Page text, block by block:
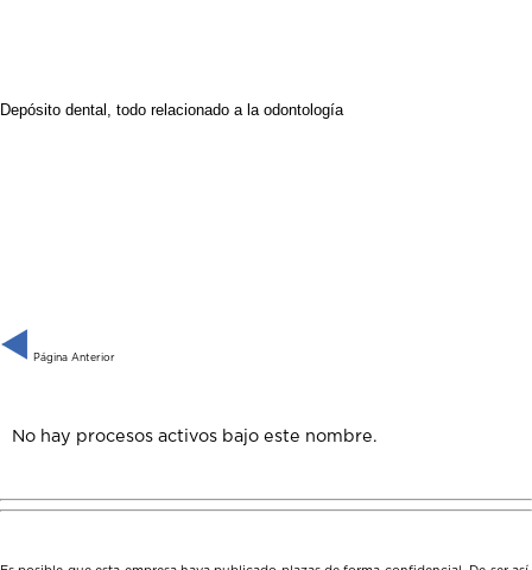
Depósito dental, todo relacionado a la odontología
Página Anterior
No hay procesos activos bajo este nombre.